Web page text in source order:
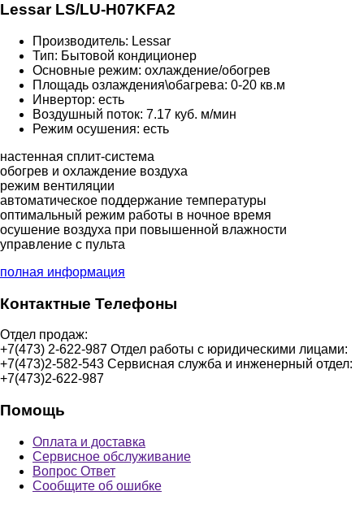
Lessar LS/LU-H07KFA2
Производитель: Lessar
Тип: Бытовой кондиционер
Основные режим: охлаждение/обогрев
Площадь озлаждения\обагрева: 0-20 кв.м
Инвертор: есть
Воздушный поток: 7.17 куб. м/мин
Режим осушения: есть
настенная сплит-система
обогрев и охлаждение воздуха
режим вентиляции
автоматическое поддержание температуры
оптимальный режим работы в ночное время
осушение воздуха при повышенной влажности
управление с пульта
полная информация
Контактные Телефоны
Отдел продаж:
+7(473) 2-622-987 Отдел работы с юридическими лицами:
+7(473)2-582-543 Сервисная служба и инженерный отдел:
+7(473)2-622-987
Помощь
Оплата и доставка
Сервисное обслуживание
Вопрос Ответ
Сообщите об ошибке